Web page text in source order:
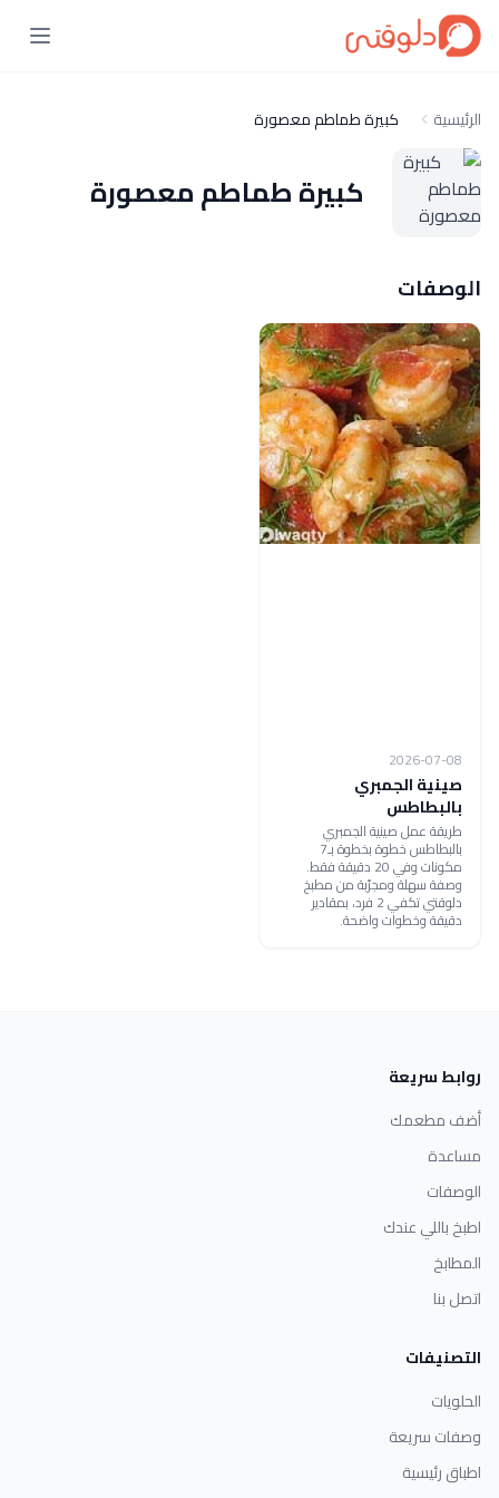
الرئيسية كبيرة طماطم معصورة
كبيرة طماطم معصورة
الوصفات
2026-07-08
صينية الجمبري
بالبطاطس
طريقة عمل صينية الجمبري
بالبطاطس خطوة بخطوة بـ7
مكونات وفي 20 دقيقة فقط.
وصفة سهلة ومجرّبة من مطبخ
دلوقتي تكفي 2 فرد، بمقادير
دقيقة وخطوات واضحة.
روابط سريعة
أضف مطعمك
مساعدة
الوصفات
اطبخ باللي عندك
المطابخ
اتصل بنا
التصنيفات
الحلويات
وصفات سريعة
اطباق رئيسية